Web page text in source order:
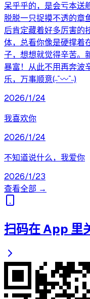
呆乎乎的，是会亏本送
脱脱一只捉摸不透的章
后肯定藏着好多厉害的
体，总看你像是硬撑着
子，想想就觉得辛苦。
暴富！从此不用再奔波
乐，万事顺意(˵¯〰¯˵)
2026/1/24
我喜欢你
2026/1/24
不知道说什么，我爱你
2026/1/23
查看全部 →
扫码在 App 里